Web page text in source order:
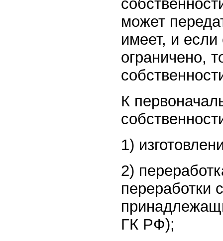
может
имеет, и если
ограничено,
К
1)
2)
переработки
ГК РФ);